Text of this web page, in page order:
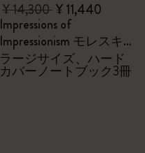
¥ 14,300¥ 11,440
Impressions of
Impressionism モレスキ
ン会員限定の特別セッ
ト - ノートブック
ラージサイズ、ハード
カバーノートブック3冊